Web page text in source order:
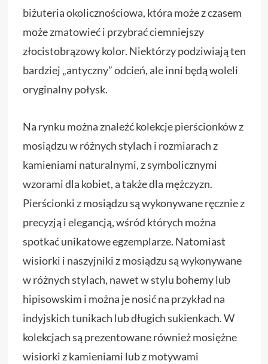
biżuteria okolicznościowa, która może z czasem
może zmatowieć i przybrać ciemniejszy
złocistobrązowy kolor. Niektórzy podziwiają ten
bardziej „antyczny” odcień, ale inni będą woleli
oryginalny połysk.
Na rynku można znaleźć kolekcje pierścionków z
mosiądzu w różnych stylach i rozmiarach z
kamieniami naturalnymi, z symbolicznymi
wzorami dla kobiet, a także dla mężczyzn.
Pierścionki z mosiądzu są wykonywane ręcznie z
precyzją i elegancją, wśród których można
spotkać unikatowe egzemplarze. Natomiast
wisiorki i naszyjniki z mosiądzu są wykonywane
w różnych stylach, nawet w stylu bohemy lub
hipisowskim i można je nosić na przykład na
indyjskich tunikach lub długich sukienkach. W
kolekcjach są prezentowane również mosiężne
wisiorki z kamieniami lub z motywami